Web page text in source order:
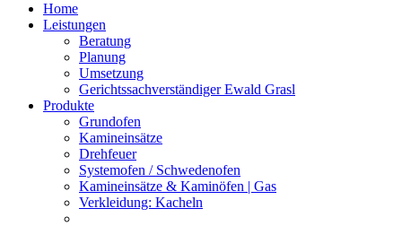
Home
Leistungen
Beratung
Planung
Umsetzung
Gerichtssachverständiger Ewald Grasl
Produkte
Grundofen
Kamineinsätze
Drehfeuer
Systemofen / Schwedenofen
Kamineinsätze & Kaminöfen | Gas
Verkleidung: Kacheln